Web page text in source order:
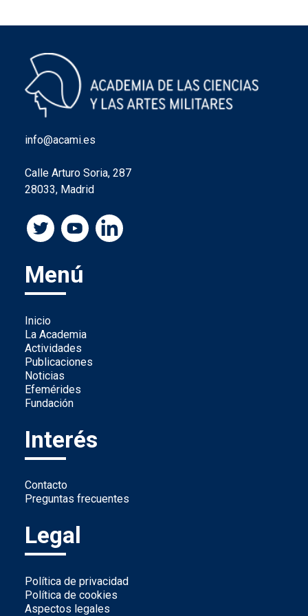
info@acami.es
Calle Arturo Soria, 287
28033, Madrid
Menú
Inicio
La Academia
Actividades
Publicaciones
Noticias
Efemérides
Fundación
Interés
Contacto
Preguntas frecuentes
Legal
Política de privacidad
Política de cookies
Aspectos legales